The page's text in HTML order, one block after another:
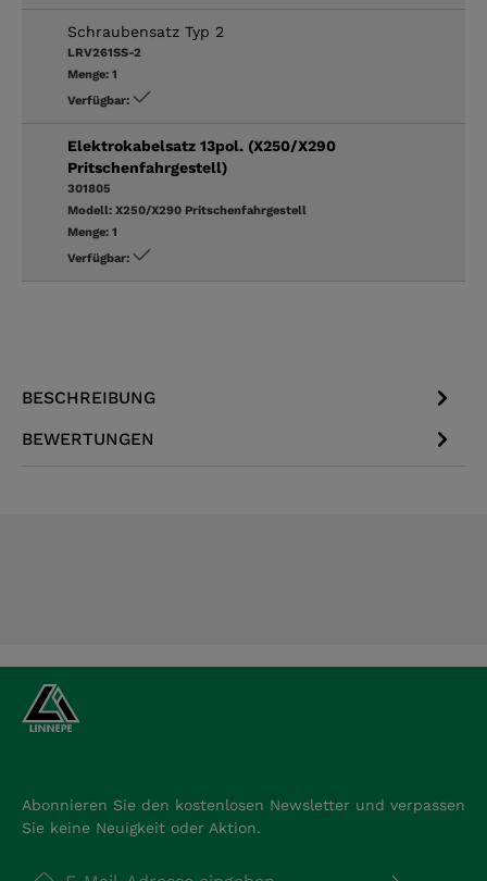
Schraubensatz Typ 2
LRV261SS-2
Menge: 1
Verfügbar:
Elektrokabelsatz 13pol. (X250/X290
Pritschenfahrgestell)
301805
Modell: X250/X290 Pritschenfahrgestell
Menge: 1
Verfügbar:
BESCHREIBUNG
BEWERTUNGEN
Abonnieren Sie den kostenlosen Newsletter und verpassen
Sie keine Neuigkeit oder Aktion.